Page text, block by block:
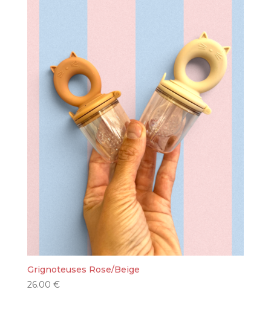
Grignoteuses Rose/Beige
26.00 €